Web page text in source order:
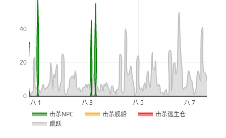
八 1
2026
八 3 八 5 八 7
0
20
40
击杀NPC 击杀舰船
击杀逃生仓
跳跃